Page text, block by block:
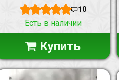
10
Есть в наличии
Купить